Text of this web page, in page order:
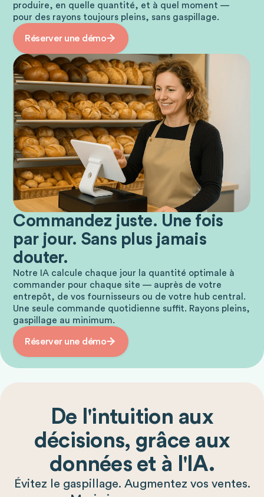
produire, en quelle quantité, et à quel moment —
pour des rayons toujours pleins, sans gaspillage.
Réserver une démo
Commandez juste. Une fois
par jour. Sans plus jamais
douter.
Notre IA calcule chaque jour la quantité optimale à
commander pour chaque site — auprès de votre
entrepôt, de vos fournisseurs ou de votre hub central.
Une seule commande quotidienne suffit. Rayons pleins,
gaspillage au minimum.
Réserver une démo
Boulangeries & pâtisseries
De l'intuition aux
décisions, grâce aux
données et à l'IA.
Évitez le gaspillage. Augmentez vos ventes.